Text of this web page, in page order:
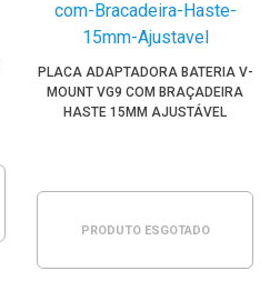
PLACA ADAPTADORA BATERIA V-
MOUNT VG9 COM BRAÇADEIRA
HASTE 15MM AJUSTÁVEL
PRODUTO ESGOTADO